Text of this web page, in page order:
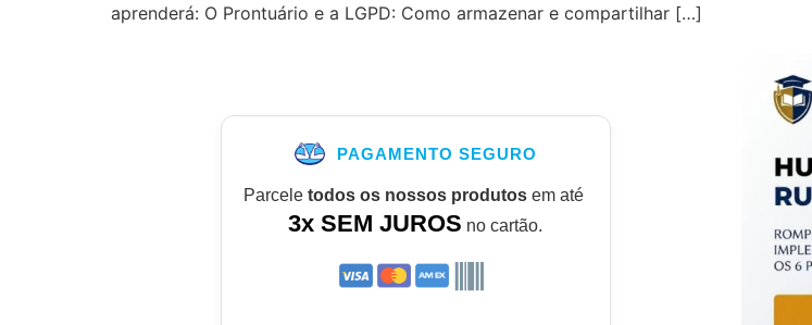
aprenderá: O Prontuário e a LGPD: Como armazenar e compartilhar […]
PAGAMENTO SEGURO
Parcele todos os nossos produtosem até
3x SEM JUROS no cartão.